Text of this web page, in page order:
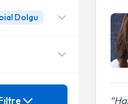
Estetik
Dolgu